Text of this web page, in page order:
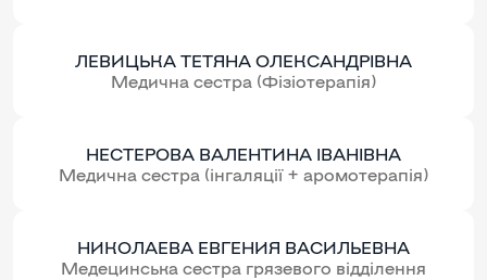
ЛЕВИЦЬКА ТЕТЯНА ОЛЕКСАНДРІВНА
Медична сестра (Фізіотерапія)
НЕСТЕРОВА ВАЛЕНТИНА ІВАНІВНА
Медична сестра (інгаляції + аромотерапія)
НИКОЛАЕВА ЕВГЕНИЯ ВАСИЛЬЕВНА
Медецинська сестра грязевого відділення